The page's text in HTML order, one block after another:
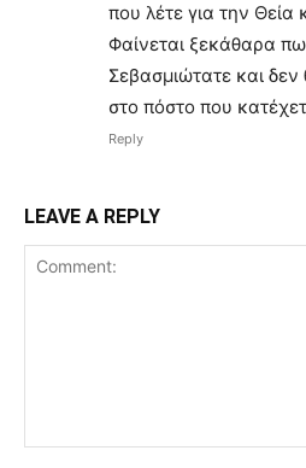
που λέτε για την Θεία
Φαίνεται ξεκάθαρα
Σεβασμιώτατε και
στο πόστο που
Reply
LEAVE A REPLY